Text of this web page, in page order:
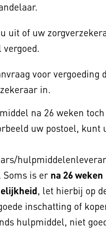
uit of uw
voor vergoeding
in.
na 26 weken
uw postoel, kunt
Soms is er na 26 weken
, let hierbij op
inschatting of
hulpmiddel, niet